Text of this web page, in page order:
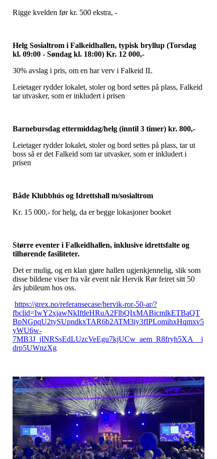
Rigge kvelden før kr. 500 ekstra, -
Helg Sosialtrom i Falkeidhallen, typisk bryllup (Torsdag
kl. 09:00 - Søndag kl. 18:00) Kr. 12 000,-
30% avslag i pris, om en har verv i Falkeid IL
Leietager rydder lokalet, stoler og bord settes på plass, Falkeid
tar utvasker, som er inkludert i prisen
Barnebursdag ettermiddag/helg (inntil 3 timer) kr. 800,-
Leietager rydder lokalet, stoler og bord settes på plass, tar ut
boss så er det Falkeid som tar utvasker, som er inkludert i
prisen
Både Klubbhús og Idrettshall m/sosialtrom
Kr. 15 000,- for helg, da er begge lokasjoner booket
Større eventer i Falkeidhallen, inklusive idrettsfalte og
tilhørende fasiliteter.
Det er mulig, og en klan gjøre hallen ugjenkjennelig, slik som
disse bildene viser fra vår event når Hervik Rør feiret sitt 50
års jubileum hos oss.
https://grex.no/referansecase/hervik-ror-50-ar/?
fbclid=IwY2xjawNkIftleHRuA2FlbQIxMABicmlkETBaQT
BpNGpqU2tySUpndkxTAR6b2ATM3iy3fIPLomihxHqmxv5
yWU6w-
7MB3J_jINRSsEdLUzcVeEgu7kjUCw_aem_R8fryh5XA__j
drp5UWnzXg